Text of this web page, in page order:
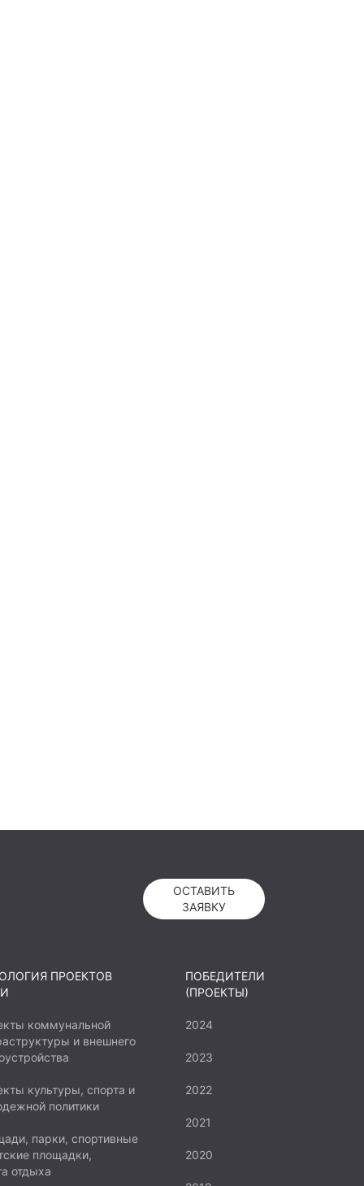
ОСТАВИТЬ
ЗАЯВКУ
ПРОЕКТОВ
коммунальной
и внешнего
культуры, спорта и
политики
парки, спортивные
площадки,
отдыха
ПОБЕДИТЕЛИ
(ПРОЕКТЫ)
2024
2023
2022
2021
2020